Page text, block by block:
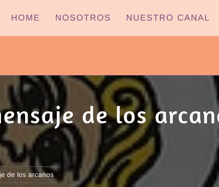
HOME NOSOTROS NUESTRO CANAL
PYP
de los
de los arcanos